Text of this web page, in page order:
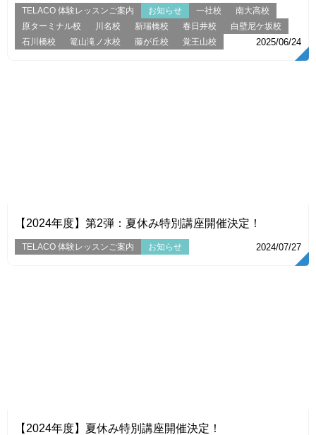
TELACO 体験レッスンご案内 お知らせ 一社校
南大高校
原ターミナル校
川名校 新瑞橋校 春日井校
白壁尼ケ坂校
石川橋校
篭山滝ノ水校 藤が丘校 覚王山校 2025/06/24
【2024年度】第2弾：夏休み特別講座開催決定！
TELACO 体験レッスンご案内 お知らせ 2024/07/27
【2024年度】夏休み特別講座開催決定！